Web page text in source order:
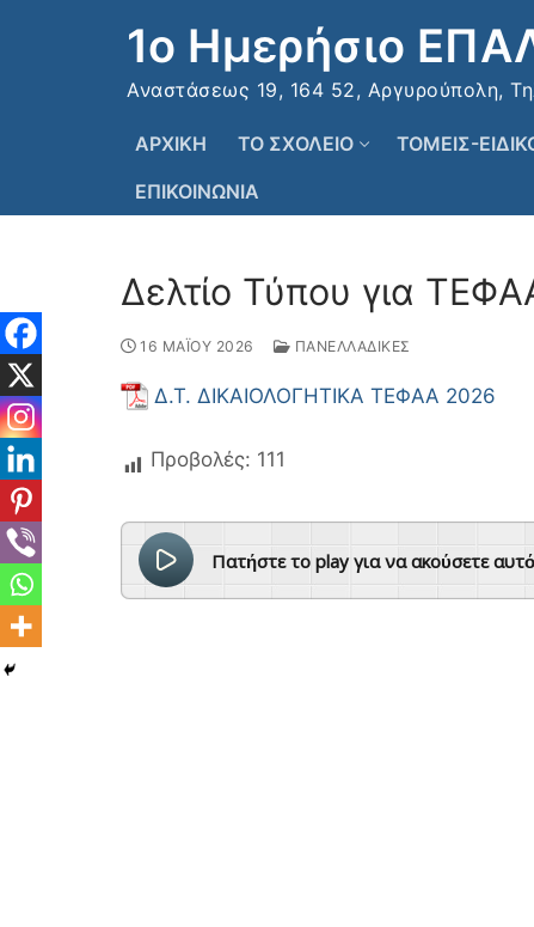
1ο Ημερήσιο
Αναστάσεως 19, 164 52, Αργυρούπολη,
ΑΡΧΙΚΗ ΤΟ ΣΧΟΛΕΙΟ ΤΟΜΕΙΣ-
ΕΠΙΚΟΙΝΩΝΙΑ
Δελτίο Τύπου για
16 ΜΑΪΟΥ 2026 ΠΑΝΕΛΛΑΔΙΚΕΣ
Δ.Τ. ΔΙΚΑΙΟΛΟΓΗΤΙΚΑ ΤΕΦΑΑ 2026
Προβολές: 111
Πατήστε το play για να ακούσετε